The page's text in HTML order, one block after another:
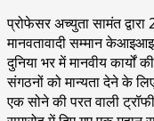
प्रोफेसर अच्युता सामंत
मानवतावादी सम्मान
दुनिया भर में मानवीय कार्यों
संगठनों को मान्यता देने के
एक सोने की परत वाली